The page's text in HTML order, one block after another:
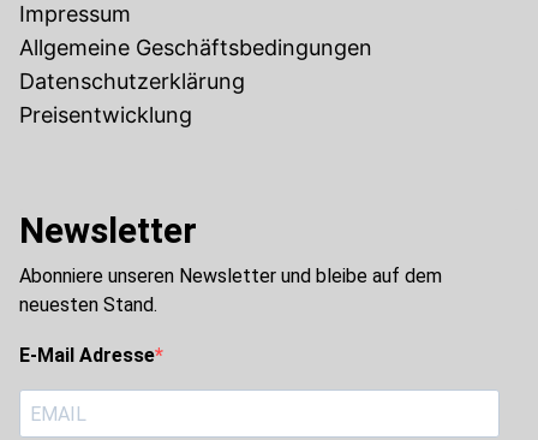
Impressum
Allgemeine Geschäftsbedingungen
Datenschutzerklärung
Preisentwicklung
Newsletter
Abonniere unseren Newsletter und bleibe auf dem
neuesten Stand.
E-Mail Adresse